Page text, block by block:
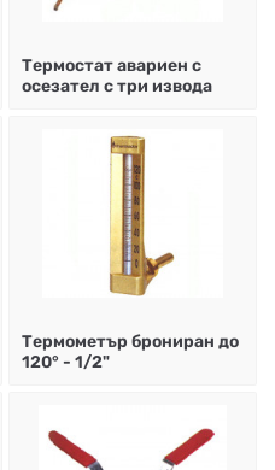
Термостат авариен с
осезател с три извода
Термометър брониран до
120° - 1/2"